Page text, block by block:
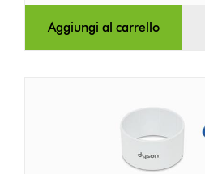
Aggiungi al carrello